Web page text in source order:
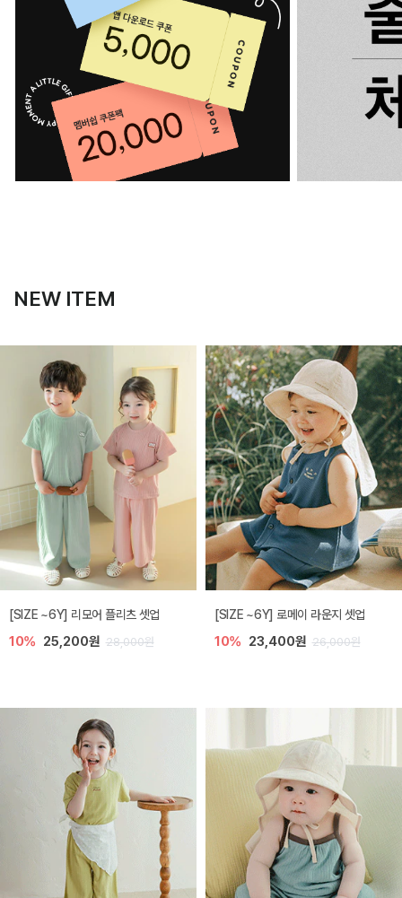
NEW ITEM
[SIZE ~6Y] 리모어 플리츠 셋업
10% 25,200원 28,000원
[SIZE ~6Y] 로메이 라운지 셋업
10% 23,400원 26,000원